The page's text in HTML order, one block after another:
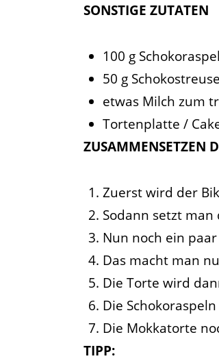
SONSTIGE ZUTATEN
100 g
50 g
etwas Milch zum
Tortenplatte /
ZUSAMMENSETZEN
Zuerst wird der
Sodann setzt
Nun noch ein
Das macht man
Die Torte wird
Die
Die Mokkatorte
TIPP: